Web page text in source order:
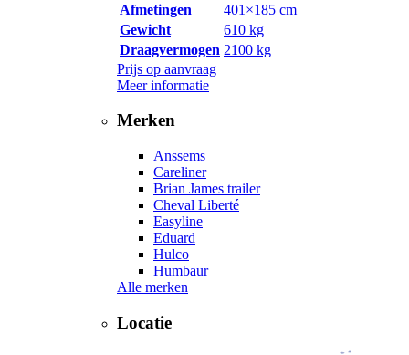
Afmetingen
401×185 cm
Gewicht
610 kg
Draagvermogen 2100 kg
Prijs op aanvraag
Meer informatie
Merken
Anssems
Careliner
Brian James trailer
Cheval Liberté
Easyline
Eduard
Hulco
Humbaur
Alle merken
Locatie